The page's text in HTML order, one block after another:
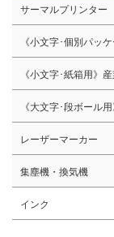
サーマルプリンター
《小文字･個別パッ
《小文字･紙箱用》
《大文字･段ボール
レーザーマーカー
集塵機・換気機
インク